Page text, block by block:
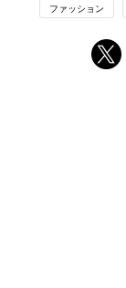
ファッション